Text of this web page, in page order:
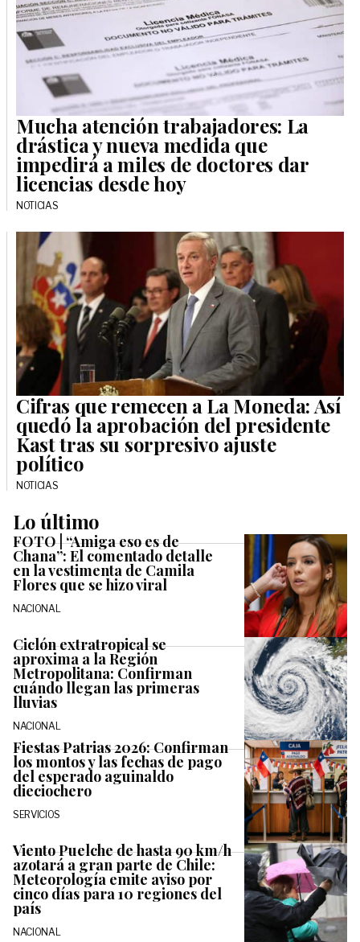
Mucha atención trabajadores: La
drástica y nueva medida que
impedirá a miles de doctores dar
licencias desde hoy
NOTICIAS
Cifras que remecen a La Moneda: Así
quedó la aprobación del presidente
Kast tras su sorpresivo ajuste
político
NOTICIAS
Lo último
FOTO | “Amiga eso es de
Chana”: El comentado detalle
en la vestimenta de Camila
Flores que se hizo viral
NACIONAL
Ciclón extratropical se
aproxima a la Región
Metropolitana: Confirman
cuándo llegan las primeras
lluvias
NACIONAL
Fiestas Patrias 2026: Confirman
los montos y las fechas de pago
del esperado aguinaldo
dieciochero
SERVICIOS
Viento Puelche de hasta 90 km/h
azotará a gran parte de Chile:
Meteorología emite aviso por
cinco días para 10 regiones del
país
NACIONAL